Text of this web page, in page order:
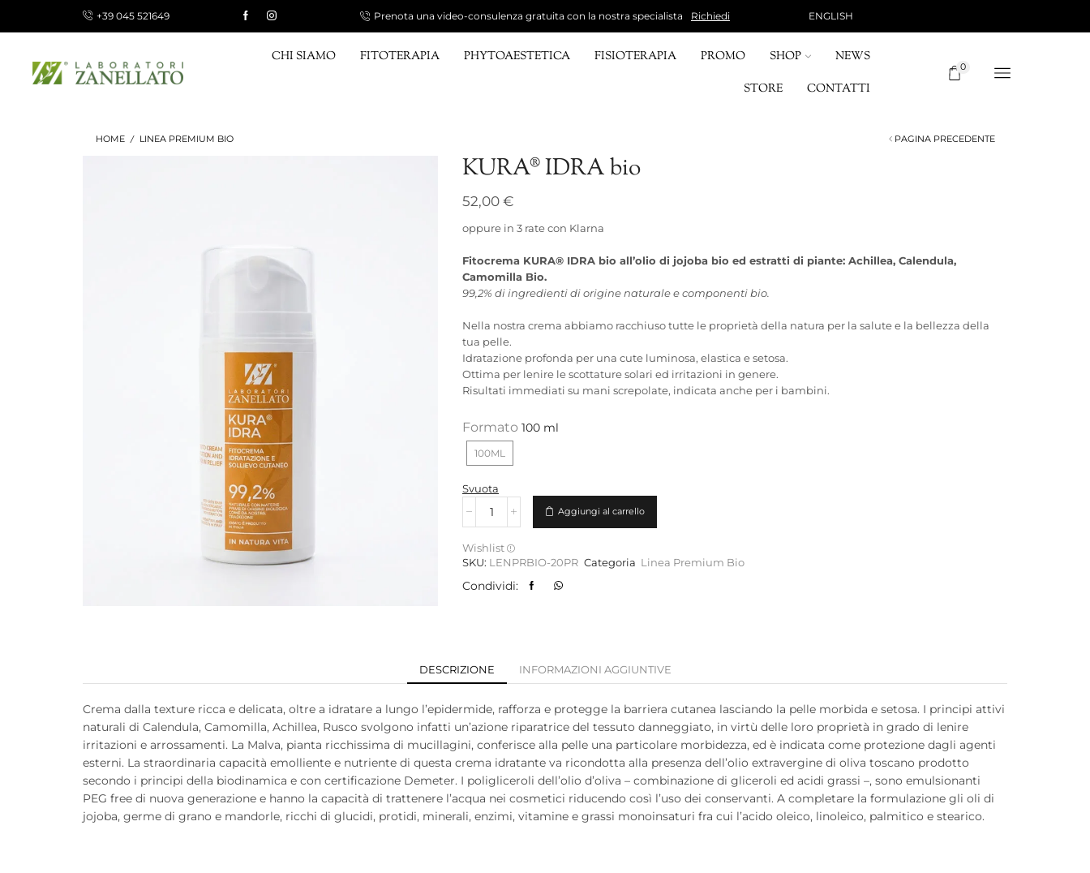
+39 045 521649
€, GRATUITA PER ORDINI SUPERIORI A 120,00 € Prenota una video-consulenza gratuita con la nostra specialista Richiedi SPEDIZIONE 10 €, GRATUITA PER ORDINI
ENGLISH
CHI SIAMO FITOTERAPIA PHYTOAESTETICA FISIOTERAPIA PROMO SHOP
NEWS
STORE
CONTATTI
0
HOME / LINEA PREMIUM BIO PAGINA PRECEDENTE
KURA® IDRA bio
52,00 €
oppure in 3 rate con Klarna
Fitocrema KURA® IDRA bio all’olio di jojoba bio ed estratti di piante: Achillea, Calendula,
Camomilla Bio.
99,2% di ingredienti di origine naturale e componenti bio.
Nella nostra crema abbiamo racchiuso tutte le proprietà della natura per la salute e la bellezza della
tua pelle.
Idratazione profonda per una cute luminosa, elastica e setosa.
Ottima per lenire le scottature solari ed irritazioni in genere.
Risultati immediati su mani screpolate, indicata anche per i bambini.
Formato
100ML
Svuota
Aggiungi al carrello
Wishlist
SKU: LENPRBIO-20PR Categoria Linea Premium Bio
Condividi:
DESCRIZIONE INFORMAZIONI AGGIUNTIVE
Crema dalla texture ricca e delicata, oltre a idratare a lungo l’epidermide, rafforza e protegge la barriera cutanea lasciando la pelle morbida e setosa. I principi attivi
naturali di Calendula, Camomilla, Achillea, Rusco svolgono infatti un’azione riparatrice del tessuto danneggiato, in virtù delle loro proprietà in grado di lenire
irritazioni e arrossamenti. La Malva, pianta ricchissima di mucillagini, conferisce alla pelle una particolare morbidezza, ed è indicata come protezione dagli agenti
esterni. La straordinaria capacità emolliente e nutriente di questa crema idratante va ricondotta alla presenza dell’olio extravergine di oliva toscano prodotto
secondo i principi della biodinamica e con certificazione Demeter. I poligliceroli dell’olio d’oliva – combinazione di gliceroli ed acidi grassi –, sono emulsionanti
PEG free di nuova generazione e hanno la capacità di trattenere l’acqua nei cosmetici riducendo così l’uso dei conservanti. A completare la formulazione gli oli di
jojoba, germe di grano e mandorle, ricchi di glucidi, protidi, minerali, enzimi, vitamine e grassi monoinsaturi fra cui l’acido oleico, linoleico, palmitico e stearico.